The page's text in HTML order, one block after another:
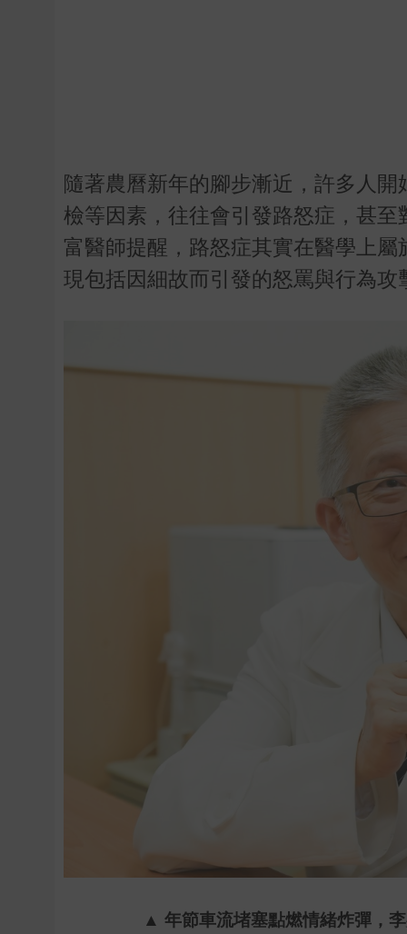
隨著農曆新年的腳步漸近，許多人
檢等因素，往往會引發路怒症，甚
富醫師提醒，路怒症其實在醫學上
現包括因細故而引發的怒罵與行為
▲ 年節車流堵塞點燃情緒炸彈，